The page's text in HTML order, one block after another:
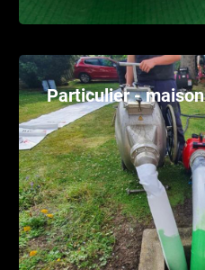
Particulier - maison